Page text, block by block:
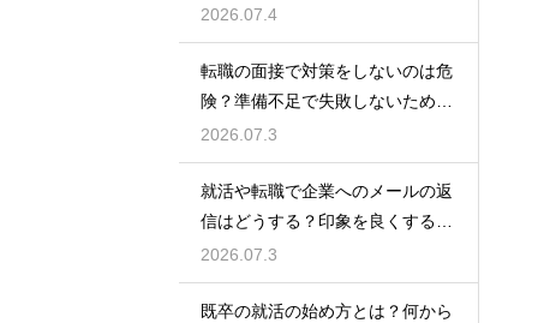
て内定を勝ち取る
2026.07.4
転職の面接で対策をしないのは危
険？準備不足で失敗しないための
最低限の心構え
2026.07.3
就活や転職で企業へのメールの返
信はどうする？印象を良くする正
しいマナーと例文
2026.07.3
既卒の就活の始め方とは？何から